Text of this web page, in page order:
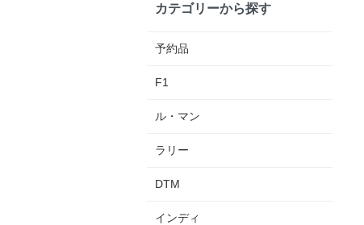
カテゴリーから探す
予約品
F1
ル・マン
ラリー
DTM
インディ